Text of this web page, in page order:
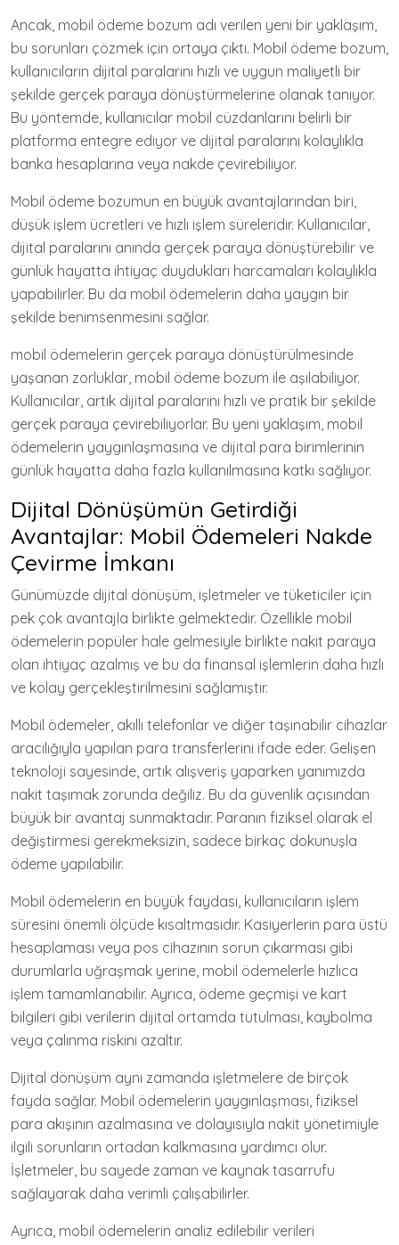
Ancak, mobil ödeme bozum adı verilen yeni bir yaklaşım,
bu sorunları çözmek için ortaya çıktı. Mobil ödeme bozum,
kullanıcıların dijital paralarını hızlı ve uygun maliyetli bir
şekilde gerçek paraya dönüştürmelerine olanak tanıyor.
Bu yöntemde, kullanıcılar mobil cüzdanlarını belirli bir
platforma entegre ediyor ve dijital paralarını kolaylıkla
banka hesaplarına veya nakde çevirebiliyor.
Mobil ödeme bozumun en büyük avantajlarından biri,
düşük işlem ücretleri ve hızlı işlem süreleridir. Kullanıcılar,
dijital paralarını anında gerçek paraya dönüştürebilir ve
günlük hayatta ihtiyaç duydukları harcamaları kolaylıkla
yapabilirler. Bu da mobil ödemelerin daha yaygın bir
şekilde benimsenmesini sağlar.
mobil ödemelerin gerçek paraya dönüştürülmesinde
yaşanan zorluklar, mobil ödeme bozum ile aşılabiliyor.
Kullanıcılar, artık dijital paralarını hızlı ve pratik bir şekilde
gerçek paraya çevirebiliyorlar. Bu yeni yaklaşım, mobil
ödemelerin yaygınlaşmasına ve dijital para birimlerinin
günlük hayatta daha fazla kullanılmasına katkı sağlıyor.
Dijital Dönüşümün Getirdiği
Avantajlar: Mobil Ödemeleri Nakde
Çevirme İmkanı
Günümüzde dijital dönüşüm, işletmeler ve tüketiciler için
pek çok avantajla birlikte gelmektedir. Özellikle mobil
ödemelerin popüler hale gelmesiyle birlikte nakit paraya
olan ihtiyaç azalmış ve bu da finansal işlemlerin daha hızlı
ve kolay gerçekleştirilmesini sağlamıştır.
Mobil ödemeler, akıllı telefonlar ve diğer taşınabilir cihazlar
aracılığıyla yapılan para transferlerini ifade eder. Gelişen
teknoloji sayesinde, artık alışveriş yaparken yanımızda
nakit taşımak zorunda değiliz. Bu da güvenlik açısından
büyük bir avantaj sunmaktadır. Paranın fiziksel olarak el
değiştirmesi gerekmeksizin, sadece birkaç dokunuşla
ödeme yapılabilir.
Mobil ödemelerin en büyük faydası, kullanıcıların işlem
süresini önemli ölçüde kısaltmasıdır. Kasiyerlerin para üstü
hesaplaması veya pos cihazının sorun çıkarması gibi
durumlarla uğraşmak yerine, mobil ödemelerle hızlıca
işlem tamamlanabilir. Ayrıca, ödeme geçmişi ve kart
bilgileri gibi verilerin dijital ortamda tutulması, kaybolma
veya çalınma riskini azaltır.
Dijital dönüşüm aynı zamanda işletmelere de birçok
fayda sağlar. Mobil ödemelerin yaygınlaşması, fiziksel
para akışının azalmasına ve dolayısıyla nakit yönetimiyle
ilgili sorunların ortadan kalkmasına yardımcı olur.
İşletmeler, bu sayede zaman ve kaynak tasarrufu
sağlayarak daha verimli çalışabilirler.
Ayrıca, mobil ödemelerin analiz edilebilir verileri